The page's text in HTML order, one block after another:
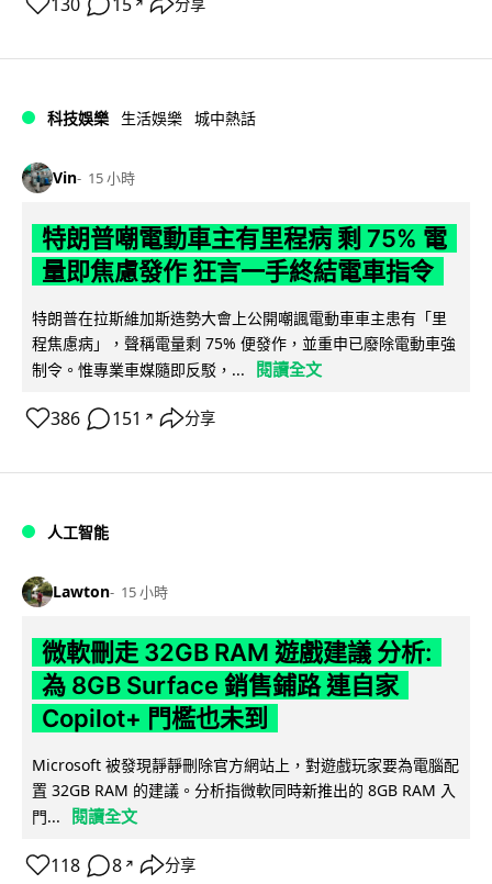
↗
科技娛樂 生活娛樂 城中熱話
Vin 15 小時
特朗普嘲電動車主有里程病 剩 75% 電
量即焦慮發作 狂言一手終結電車指令
特朗普在拉斯維加斯造勢大會上公開嘲諷電動車車主患有「里
程焦慮病」，聲稱電量剩 75% 便發作，並重申已廢除電動車強
制令。惟專業車媒隨即反駁，...
閱讀全文
386 151 ↗ 分享
人工智能
Lawton 15 小時
微軟刪走 32GB RAM 遊戲建議 分析:
為 8GB Surface 銷售鋪路 連自家
Copilot+ 門檻也未到
Microsoft 被發現靜靜刪除官方網站上，對遊戲玩家要為電腦配
置 32GB RAM 的建議。分析指微軟同時新推出的 8GB RAM 入
門...
閱讀全文
118 8 ↗ 分享